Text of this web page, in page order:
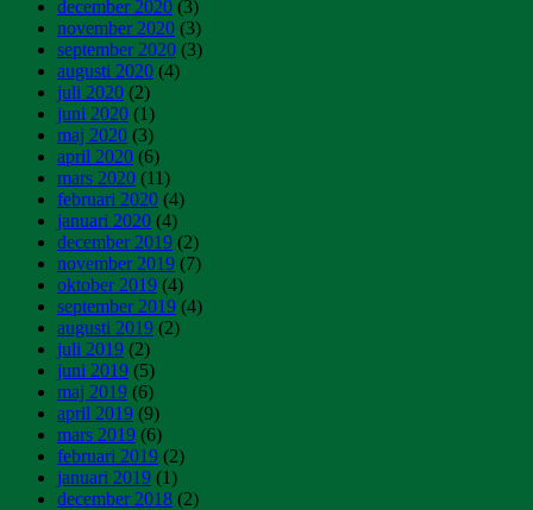
december 2020 (3)
november 2020 (3)
september 2020 (3)
augusti 2020 (4)
juli 2020 (2)
juni 2020 (1)
maj 2020 (3)
april 2020 (6)
mars 2020 (11)
februari 2020 (4)
januari 2020 (4)
december 2019 (2)
november 2019 (7)
oktober 2019 (4)
september 2019 (4)
augusti 2019 (2)
juli 2019 (2)
juni 2019 (5)
maj 2019 (6)
april 2019 (9)
mars 2019 (6)
februari 2019 (2)
januari 2019 (1)
december 2018 (2)